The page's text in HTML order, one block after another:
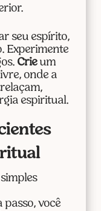
seu espírito,
Experimente
Crieum
onde a
espiritual.
você